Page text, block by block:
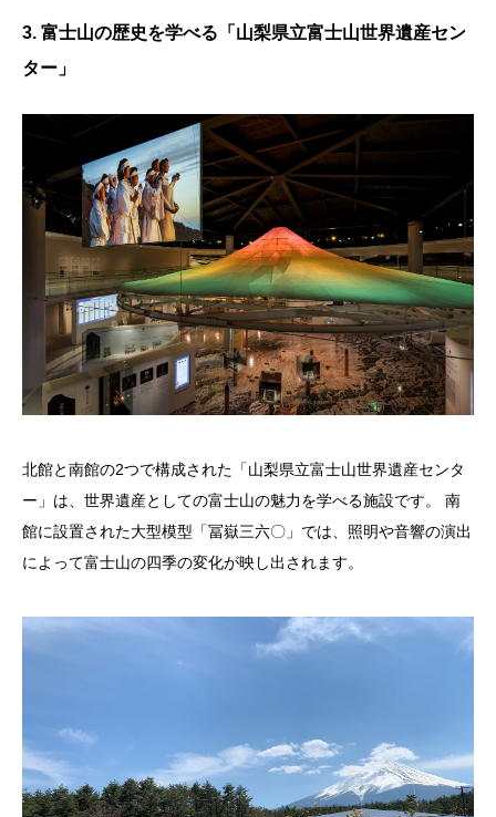
3. 富士山の歴史を学べる「山梨県立富士山世界遺産セン
ター」
北館と南館の2つで構成された「山梨県立富士山世界遺産センタ
ー」は、世界遺産としての富士山の魅力を学べる施設です。 南
館に設置された大型模型「冨嶽三六〇」では、照明や音響の演出
によって富士山の四季の変化が映し出されます。